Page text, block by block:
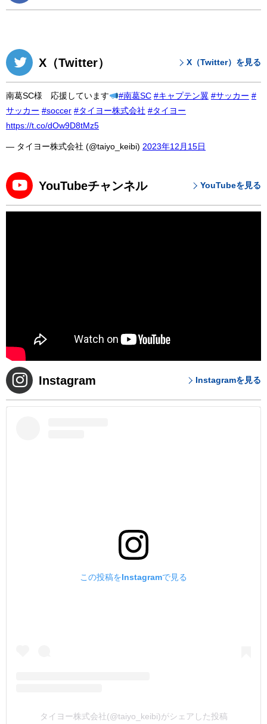
X（Twitter） X（Twitter）を見る
南葛SC様 応援しています #南葛SC #キャプテン翼 #サッカー #
サッカー #soccer #タイヨー株式会社 #タイヨー
https://t.co/dOw9D8tMz5
— タイヨー株式会社 (@taiyo_keibi) 2023年12月15日
YouTubeチャンネル YouTubeを見る
Instagram Instagramを見る
この投稿をInstagramで見る
タイヨー株式会社(@taiyo_keibi)がシェアした投稿